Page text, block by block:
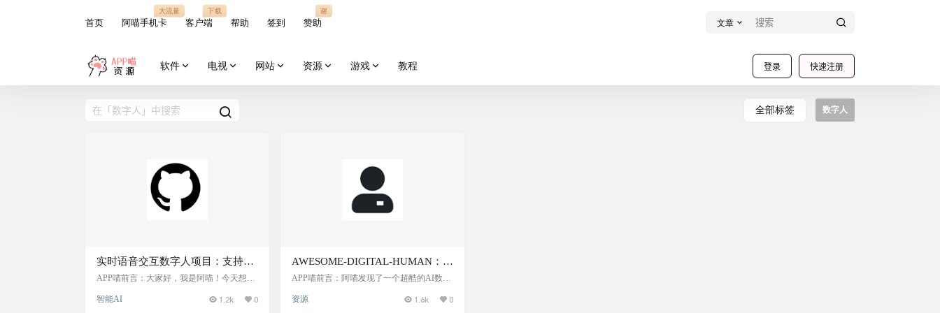
首页 阿喵手机卡
大流量
客户端
下载
帮助 签到 赞助
谢
文章
登录 快速注册
软件 电视 网站 资源 游戏 教程
全部标签 数字人
实时语音交互数字人项目：支持端
到端语音方案与音色克隆功能，实
音方案，包括GLM-4-Voice和ASR-
APP喵前言：大家好，我是阿喵！今天想和
互数字人。这个项目不仅支持端到端的语音
智能AI 1.2k 0
AWESOME-DIGITAL-HUMAN：基
于Dify的开源AI数字人工具，打造
入灵魂
APP喵前言：阿喵发现了一个超酷的AI数字
这个项目基于Dify框架，可以让你轻松打造
资源 1.6k 0